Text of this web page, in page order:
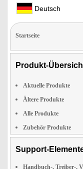
Deutsch
Startseite
Produkt-
Aktuelle Produkte
Ältere Produkte
Alle Produkte
Zubehör Produkte
Support-
Handbuch-, Treiber-,